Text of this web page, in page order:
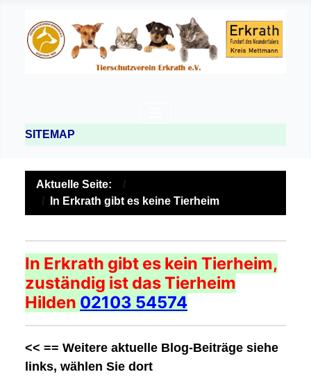
SITEMAP
Aktuelle Seite:
In Erkrath gibt es keine Tierheim
In Erkrath gibt es kein Tierheim,
zuständig ist das Tierheim
Hilden 02103 54574
<< == Weitere aktuelle Blog-Beiträge siehe
links, wählen Sie dort